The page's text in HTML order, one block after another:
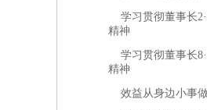
学习贯彻董事长
精神
学习贯彻董事长
精神
效益从身边小事